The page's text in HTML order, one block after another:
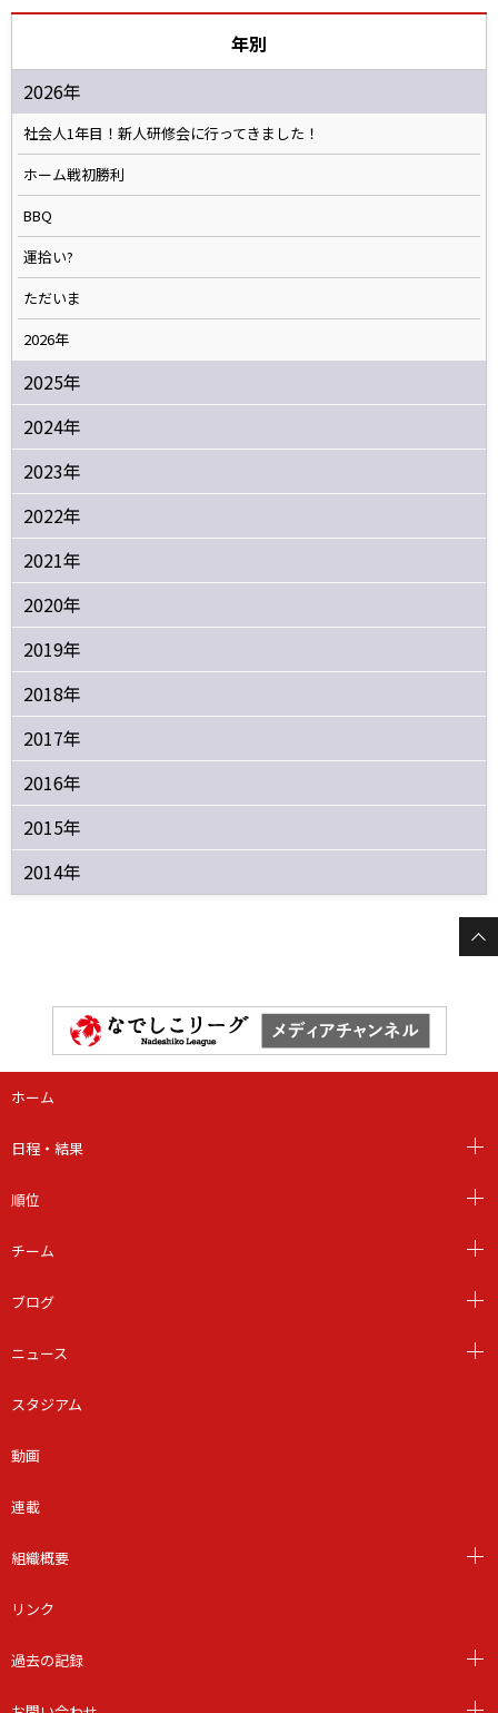
年別
2026年
社会人1年目！新人研修会に行ってきました！
ホーム戦初勝利
BBQ
運拾い?
ただいま
2026年
2025年
2024年
2023年
2022年
2021年
2020年
2019年
2018年
2017年
2016年
2015年
2014年
ホーム
日程・結果
順位
チーム
ブログ
ニュース
スタジアム
動画
連載
組織概要
リンク
過去の記録